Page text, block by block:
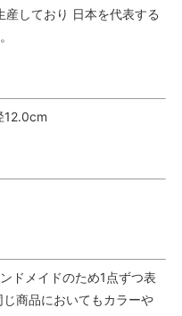
しており 日本を代表する
ドメイドのため1点ずつ表
商品においてもカラーや